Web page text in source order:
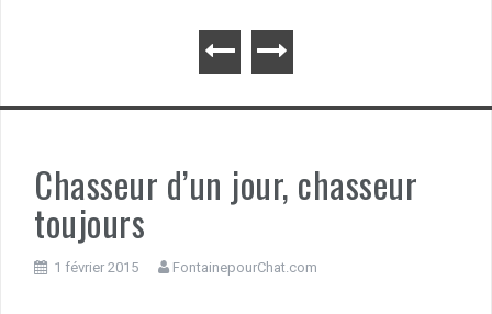
Chasseur d’un jour, chasseur
toujours
1 février 2015 FontainepourChat.com